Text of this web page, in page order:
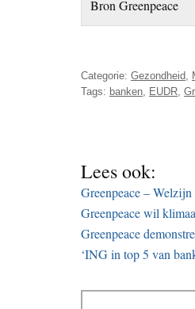
Bron Greenpeace
Categorie: Gezondheid
Tags: banken EUDR
Lees ook:
Greenpeace –
Greenpeace wil
Greenpeace
‘ING in top 5 van